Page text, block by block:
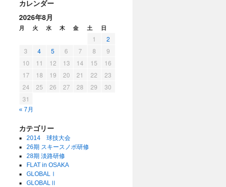
カレンダー
2026年8月
月 火 水 木 金 土 日
1
2
3
4 5 6 7 8
9
10
11 12 13 14 15
16
17
18 19 20 21 22
23
24
25 26 27 28 29
30
31
« 7月
カテゴリー
2014 球技大会
26期 スキースノボ研修
28期 淡路研修
FLAT in OSAKA
GLOBALⅠ
GLOBALⅡ